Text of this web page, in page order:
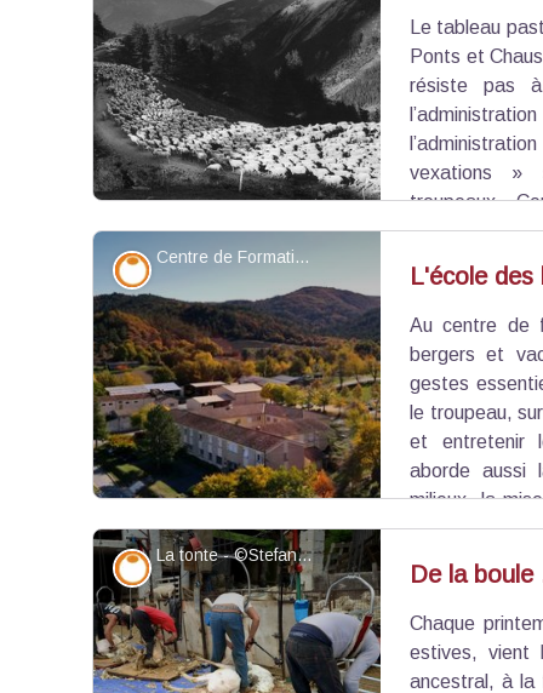
Voir l'image en plein écran
Voir l'image en plein écran
Le tableau
Ponts et
résiste pas
vexations »
troupeaux.
carraires durant la Révolution, exigent des «
bergers, eux, ne comptaient pas se laisser tondre
Centre de Formation Professionnelle et de Promotion Agricole (CFPPA) de Carmejane - ©DR - CFPPA Carmejane
Voir l'image en plein écran
Savoir-faire L'école des
Au centre de
bergers et
gestes
le troupeau,
et entretenir
aborde aussi
milieux, la
face à la prédation, ou encore les techniques
bêtes. La formation prépare aussi à organiser
souvent exigeantes, à s’insérer dans les
valoriser durablement les ressources pastorales.
La tonte - ©Stefano Blanc - PNR Verdon
Savoir-faire De la boule
Chaque
estives, vient
ancestral, à la